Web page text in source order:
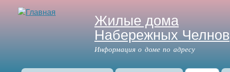
Жилые дома
Набережных Челнов
Информация о доме по адресу